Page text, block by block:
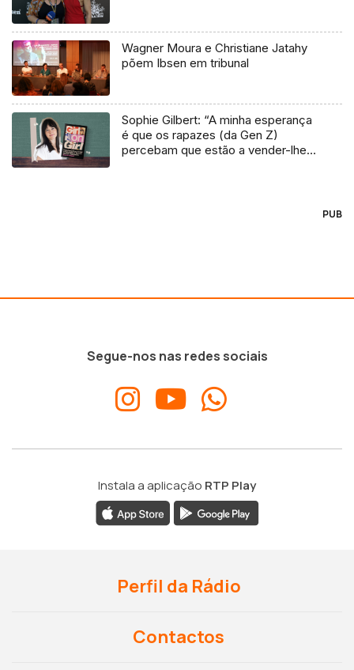
Wagner Moura e Christiane Jatahy
põem Ibsen em tribunal
Sophie Gilbert: “A minha esperança
é que os rapazes (da Gen Z)
percebam que estão a vender-lhes
PUB
Segue-nos nas redes sociais
Instala a aplicação RTP Play
Perfil da Rádio
Contactos